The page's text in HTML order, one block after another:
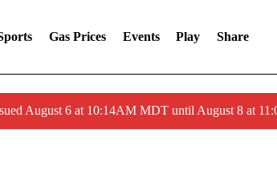
Gas Prices Events Play Share
August 6 at 10:14AM MDT until August 8 at